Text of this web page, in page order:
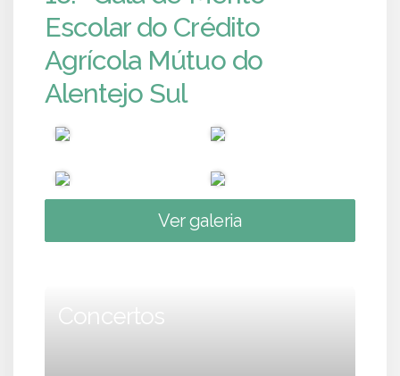
Escolar do Crédito
Agrícola Mútuo do
Alentejo Sul
Ver galeria
Concertos